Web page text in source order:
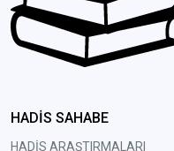
HADİS SAHABE
HADİS ARAŞTIRMALARI